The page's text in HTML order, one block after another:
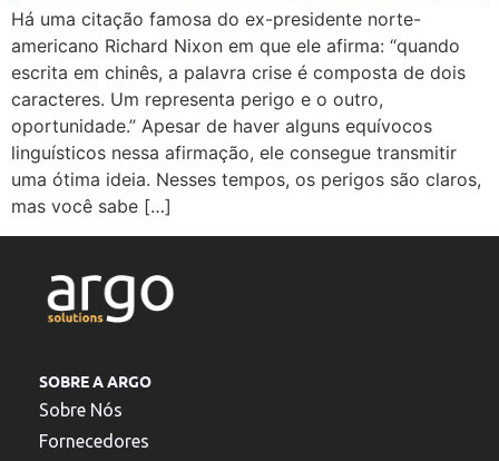
Há uma citação famosa do ex-presidente norte-
americano Richard Nixon em que ele afirma: “quando
escrita em chinês, a palavra crise é composta de dois
caracteres. Um representa perigo e o outro,
oportunidade.” Apesar de haver alguns equívocos
linguísticos nessa afirmação, ele consegue transmitir
uma ótima ideia. Nesses tempos, os perigos são claros,
mas você sabe […]
SOBRE A ARGO
Sobre Nós
Fornecedores